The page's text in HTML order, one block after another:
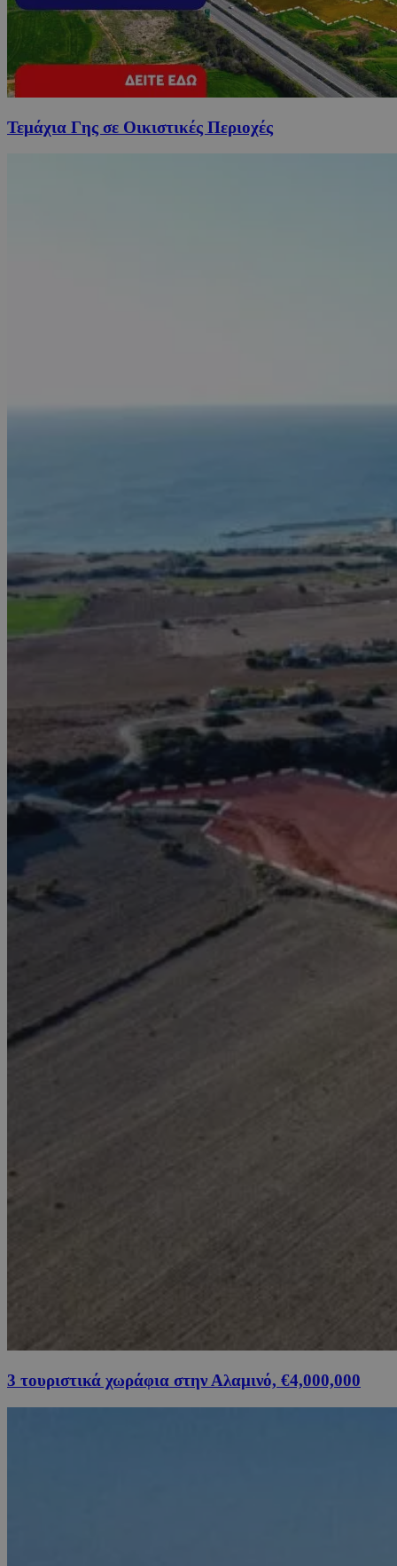
Τεμάχια Γης σε Οικιστικές Περιοχές
3 τουριστικά χωράφια στην Αλαμινό, €4,000,000